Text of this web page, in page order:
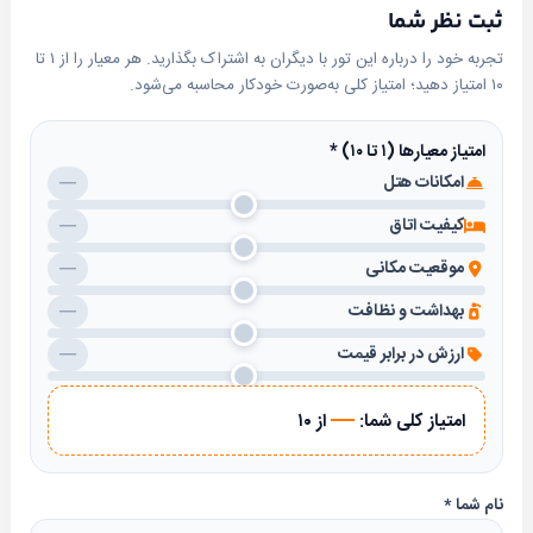
ثبت نظر شما
تجربه خود را درباره این تور با دیگران به اشتراک بگذارید. هر معیار را از ۱ تا
۱۰ امتیاز دهید؛ امتیاز کلی به‌صورت خودکار محاسبه می‌شود.
نام شما*
امتیاز معیارها (۱ تا ۱۰)
*
امکانات هتل
—
کیفیت اتاق
—
موقعیت مکانی
—
بهداشت و نظافت
—
ارزش در برابر قیمت
—
امتیاز کلی شما: —از ۱۰